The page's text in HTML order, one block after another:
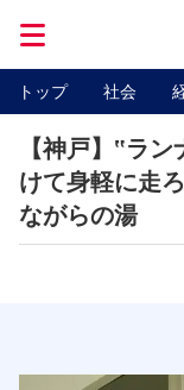
トップ 社会
【神戸】‟ラ
けて身軽に走
ながらの湯